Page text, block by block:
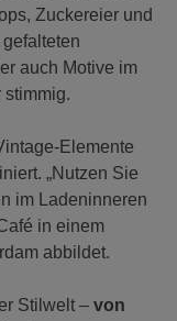
Zuckereier und
gefalteten
auch Motive im
Elemente
„Nutzen Sie
im Ladeninneren
in einem
abbildet.
Stilwelt – von